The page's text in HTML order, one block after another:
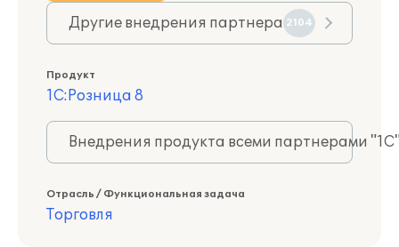
Другие внедрения партнера 2104
Продукт
1С:Розница 8
Внедрения продукта всеми партнерами
Отрасль / Функциональная задача
Торговля